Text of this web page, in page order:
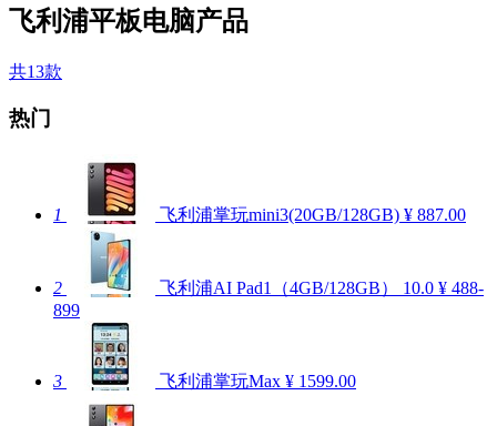
飞利浦平板电脑产品
共13款
热门
1 飞利浦掌玩mini3(20GB/128GB) ¥ 887.00
2 飞利浦AI Pad1（4GB/128GB） 10.0 ¥ 488-
899
3 飞利浦掌玩Max ¥ 1599.00